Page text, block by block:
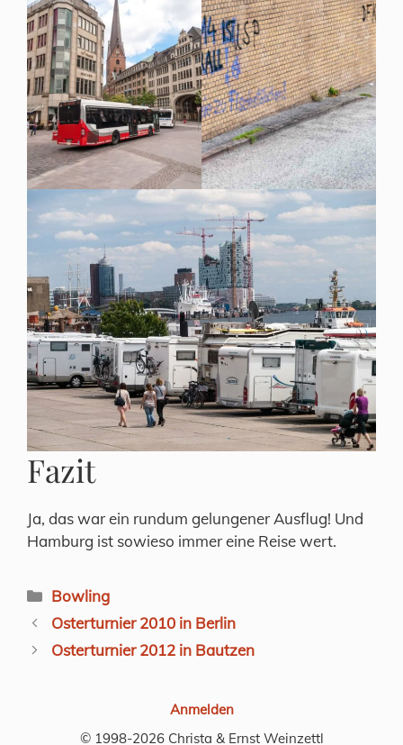
Fazit
Ja, das war ein rundum gelungener Ausflug! Und
Hamburg ist sowieso immer eine Reise wert.
Kategorien
Bowling
Osterturnier 2010 in Berlin
Osterturnier 2012 in Bautzen
Anmelden
© 1998-2026 Christa & Ernst Weinzettl